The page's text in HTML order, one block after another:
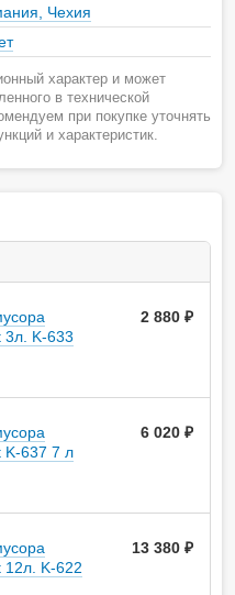
Чехия
характер и может
в технической
при покупке уточнять
и характеристик.
3л. K-633
2 880
K-637 7 л
6 020
12л. K-622
13 380